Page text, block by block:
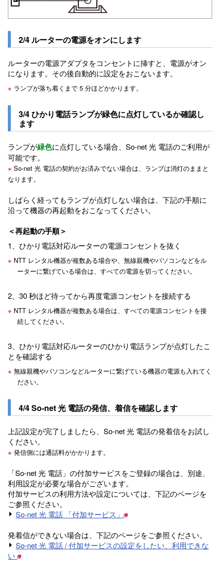
2/4 ルーターの電源をオンにします
ルーターの電源アダプタをコンセントに挿すと、電源がオン
になります。その後自動的に設定をおこないます。
※ ランプが落ち着くまで 5 分ほどかかります。
3/4 ひかり電話ランプが緑色に点灯しているか確認し
ます
ランプが緑色に点灯している場合、So-net 光 電話のご利用が
可能です。
※ So-net 光 電話の契約がお済みでない場合は、ランプは消灯のままと
なります。
しばらく経ってもランプが点灯しない場合は、下記の手順に
沿って機器の再起動をおこなってください。
＜再起動の手順＞
1、ひかり電話対応ルーターの電源コンセントを抜く
※ NTT レンタル機器が複数ある場合や、無線親機やパソコンなどをル
ーターに繋げている場合は、すべての電源を切ってください。
2、30 秒ほど待ってから再度電源コンセントを接続する
※ NTT レンタル機器が複数ある場合は、すべての電源コンセントを接
続してください。
3、ひかり電話対応ルーターのひかり電話ランプが点灯したこ
とを確認する
※ 無線親機やパソコンなどルーターに繋げている機器の電源も入れてく
ださい。
4/4 So-net 光 電話の発信、着信を確認します
上記設定が完了しましたら、So-net 光 電話の発着信をお試し
ください。
※ 発信側には通話料がかかります。
「So-net 光 電話」の付加サービスをご登録の場合は、別途、
利用設定が必要な場合がございます。
付加サービスの利用方法や設定については、下記のページを
ご参照ください。
So-net 光 電話 「付加サービス」
発着信ができない場合は、下記のページをご参照ください。
So-net 光 電話 / 付加サービスの設定をしたい、利用できな
い